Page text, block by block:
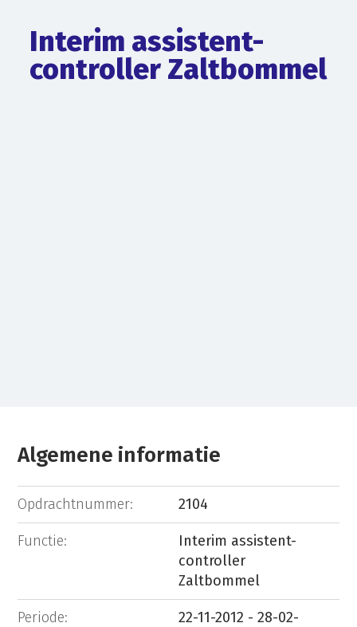
Interim assistent-
controller Zaltbommel
Algemene informatie
Opdrachtnummer: 2104
Functie:
Interim assistent-
controller
Zaltbommel
Periode:
22-11-2012 - 28-02-